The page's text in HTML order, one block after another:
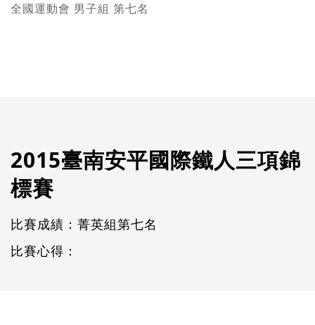
全國運動會 男子組 第七名
2015臺南安平國際鐵人三項錦
標賽
比賽成績：菁英組第七名
比賽心得：